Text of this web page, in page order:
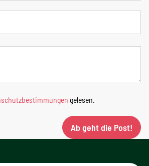
gelesen.
Ab geht die Post!